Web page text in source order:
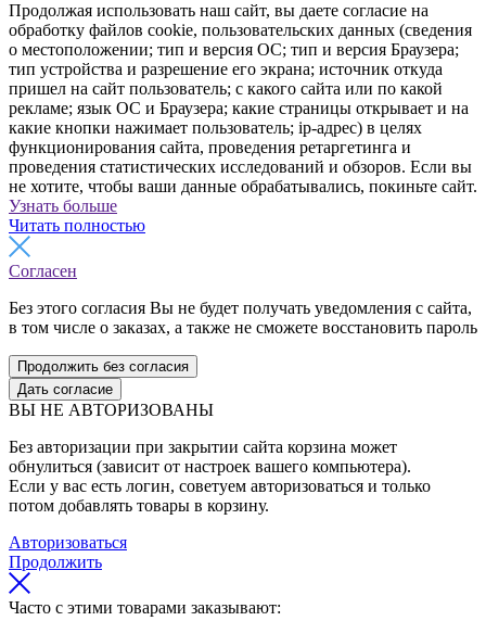
Продолжая использовать наш сайт, вы даете согласие на
обработку файлов cookie, пользовательских данных (сведения
о местоположении; тип и версия ОС; тип и версия Браузера;
тип устройства и разрешение его экрана; источник откуда
пришел на сайт пользователь; с какого сайта или по какой
рекламе; язык ОС и Браузера; какие страницы открывает и на
какие кнопки нажимает пользователь; ip-адрес) в целях
функционирования сайта, проведения ретаргетинга и
проведения статистических исследований и обзоров. Если вы
не хотите, чтобы ваши данные обрабатывались, покиньте сайт.
Узнать больше
Читать полностью
Согласен
Без этого согласия Вы не будет получать уведомления с сайта,
в том числе о заказах, а также не сможете восстановить пароль
Продолжить без согласия
Дать согласие
ВЫ НЕ АВТОРИЗОВАНЫ
Без авторизации при закрытии сайта корзина может
обнулиться (зависит от настроек вашего компьютера).
Если у вас есть логин, советуем авторизоваться и только
потом добавлять товары в корзину.
Авторизоваться
Продолжить
Часто с этими товарами заказывают: